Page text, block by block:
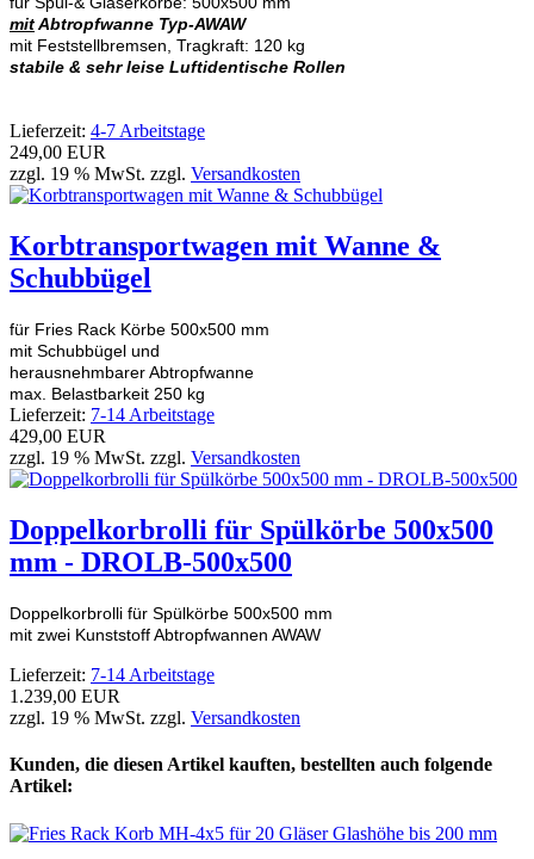
mitAbtropfwanne Typ-AWAW
mit Feststellbremsen, Tragkraft: 120 kg
stabile & sehr leise Luftidentische Rollen
Lieferzeit: 4-7 Arbeitstage
249,00 EUR
zzgl. 19 % MwSt. zzgl. Versandkosten
Korbtransportwagen mit Wanne &
Schubbügel
für Fries Rack Körbe 500x500 mm
mit Schubbügel und
herausnehmbarer Abtropfwanne
max. Belastbarkeit 250 kg
Lieferzeit: 7-14 Arbeitstage
429,00 EUR
zzgl. 19 % MwSt. zzgl. Versandkosten
Doppelkorbrolli für Spülkörbe 500x500
mm - DROLB-500x500
Doppelkorbrolli für Spülkörbe 500x500 mm
mit zwei Kunststoff Abtropfwannen AWAW
Lieferzeit: 7-14 Arbeitstage
1.239,00 EUR
zzgl. 19 % MwSt. zzgl. Versandkosten
Kunden, die diesen Artikel kauften, bestellten auch folgende
Artikel: